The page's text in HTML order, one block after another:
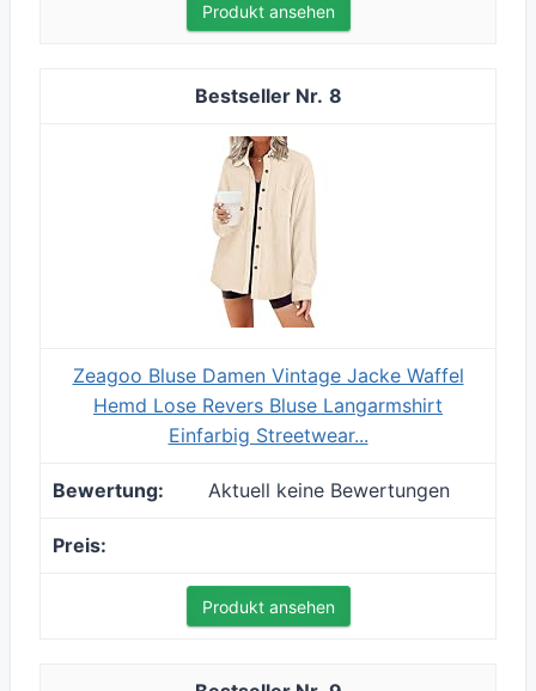
Produkt ansehen
8
Zeagoo Bluse Damen Vintage Jacke Waffel
Hemd Lose Revers Bluse Langarmshirt
Einfarbig Streetwear...
Aktuell keine Bewertungen
Produkt ansehen